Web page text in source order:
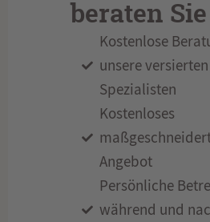
beraten
Kostenlose
unsere
Spezialisten
Kostenloses
Angebot
Persönliche
während und